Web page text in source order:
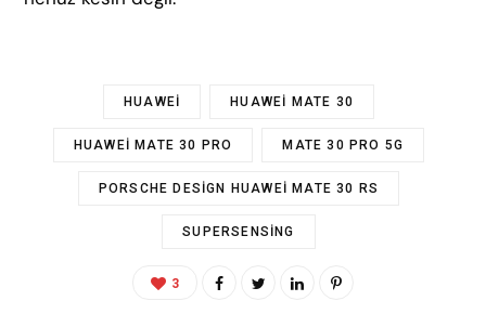
HUAWEI HUAWEI MATE 30
HUAWEI MATE 30 PRO MATE 30 PRO 5G
PORSCHE DESIGN HUAWEI MATE 30 RS
SUPERSENSING
3